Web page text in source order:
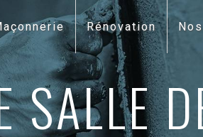
Rénovation
SALLE